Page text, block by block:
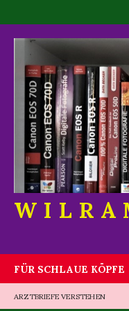
W I L R
FÜR SCHLAUE KÖPFE
ARZTBRIEFE VERSTEHEN